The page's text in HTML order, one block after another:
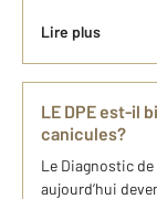
Lire plus
LE DPE est-il
canicules?
Le Diagnostic
aujourd’hui